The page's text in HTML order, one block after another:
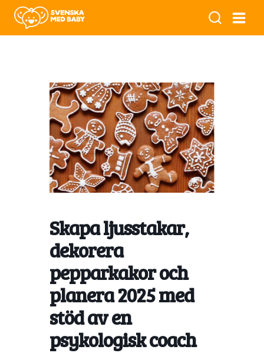
Skapa ljusstakar,
dekorera
pepparkakor och
planera 2025 med
stöd av en
psykologisk coach